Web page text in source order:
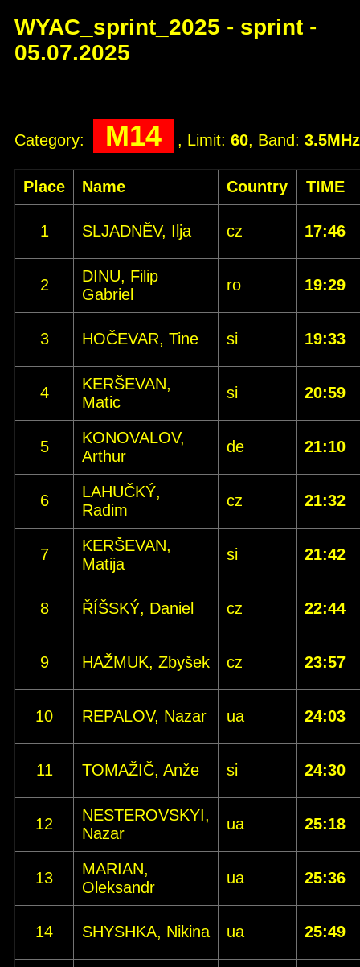
WYAC_sprint_2025 - sprint -
05.07.2025
Category: M14 , Limit: 60, Band: 3.5MHz
Place Name Country TIME
1 SLJADNĚV, Ilja cz 17:46
2
DINU, Filip
Gabriel
ro 19:29
3 HOČEVAR, Tine si 19:33
4
KERŠEVAN,
Matic
si 20:59
5
KONOVALOV,
Arthur
de 21:10
6
LAHUČKÝ,
Radim
cz 21:32
7
KERŠEVAN,
Matija
si 21:42
8 ŘÍŠSKÝ, Daniel cz 22:44
9 HAŽMUK, Zbyšek cz 23:57
10 REPALOV, Nazar ua 24:03
11 TOMAŽIČ, Anže si 24:30
12
NESTEROVSKYI,
Nazar
ua 25:18
13
MARIAN,
Oleksandr
ua 25:36
14 SHYSHKA, Nikina ua 25:49